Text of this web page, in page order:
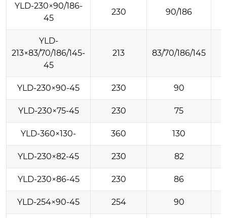
YLD-230×90/186-
45
230 90/186
YLD-
213×83/70/186/145-
45
213 83/70/186/145
YLD-230×90-45 230 90
YLD-230×75-45 230 75
YLD-360×130- 360 130
YLD-230×82-45 230 82
YLD-230×86-45 230 86
YLD-254×90-45 254 90